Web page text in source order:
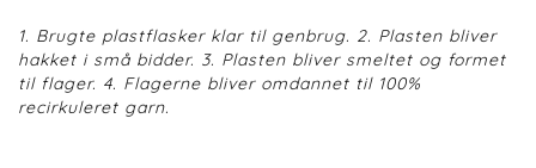
1. Brugte plastflasker klar til genbrug. 2. Plasten bliver
hakket i små bidder. 3. Plasten bliver smeltet og formet
til flager. 4. Flagerne bliver omdannet til 100%
recirkuleret garn.